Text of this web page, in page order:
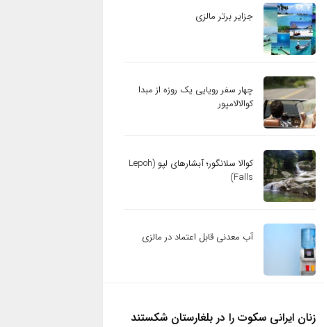
جزایر برتر مالزی
چهار سفر رویایی یک روزه از مبدا
کوالالامپور
کوالا سلانگور؛ آبشارهای لپو (Lepoh
Falls)
آب معدنی قابل اعتماد در مالزی
زنان ایرانی سکوت را در بلغارستان شکستند